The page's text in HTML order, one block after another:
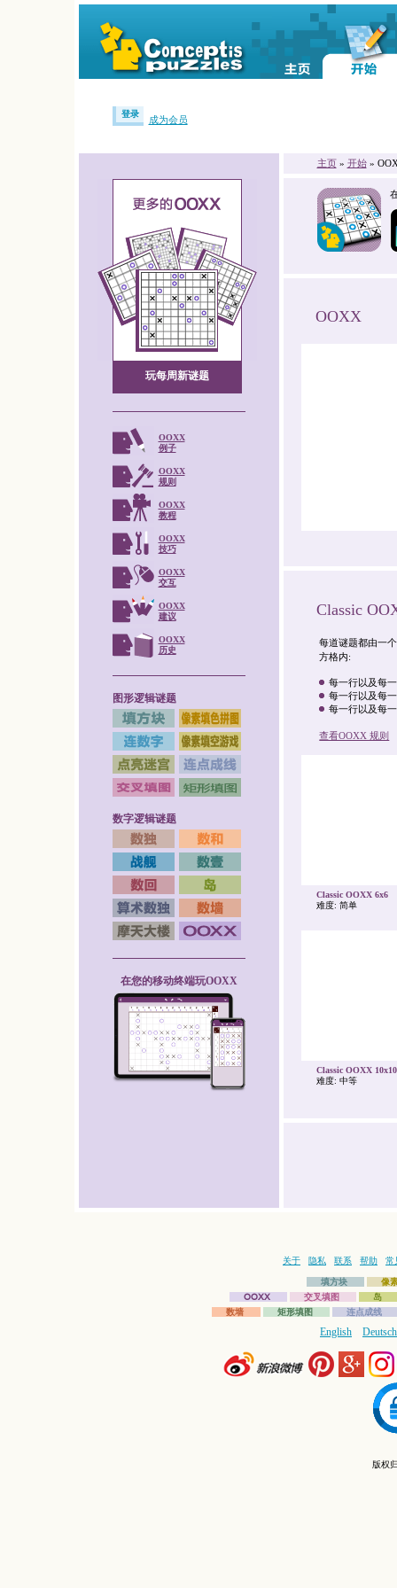
登录
成为会员
玩每周新谜题
OOXX
例子
OOXX
规则
OOXX
教程
OOXX
技巧
OOXX
交互
OOXX
建议
OOXX
历史
图形逻辑谜题
数字逻辑谜题
在您的移动终端玩OOXX
主页 » 开始 »
OOXX
Classic
每道谜题都由一
方格内:
每一行以及每
每一行以及每
每一行以及每
查看OOXX 规则
Classic OOXX 6x6
难度: 简单
Classic OOXX 10x10
难度: 中等
关于 隐私 联系 帮助 常
填方块
像
OOXX
交叉填图
岛
数墙
矩形填图 连点成线
English Deutsch
版权